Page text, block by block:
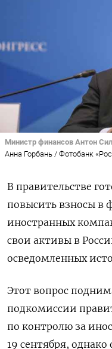
Министр финансов Антон
Анна Горбань / Фотобанк
В правительстве
повысить взносы в
иностранных
свои активы в
осведомленных
Этот вопрос
подкомиссии
по контролю за
19 сентября,